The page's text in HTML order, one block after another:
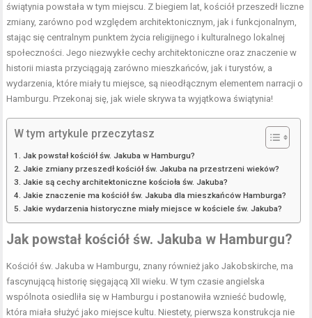
świątynia powstała w tym miejscu. Z biegiem lat, kościół przeszedł liczne
zmiany, zarówno pod względem architektonicznym, jak i funkcjonalnym,
stając się centralnym punktem życia religijnego i kulturalnego lokalnej
społeczności. Jego niezwykłe cechy architektoniczne oraz znaczenie w
historii miasta przyciągają zarówno mieszkańców, jak i turystów, a
wydarzenia, które miały tu miejsce, są nieodłącznym elementem narracji o
Hamburgu. Przekonaj się, jak wiele skrywa ta wyjątkowa świątynia!
W tym artykule przeczytasz
Jak powstał kościół św. Jakuba w Hamburgu?
Jakie zmiany przeszedł kościół św. Jakuba na przestrzeni wieków?
Jakie są cechy architektoniczne kościoła św. Jakuba?
Jakie znaczenie ma kościół św. Jakuba dla mieszkańców Hamburga?
Jakie wydarzenia historyczne miały miejsce w kościele św. Jakuba?
Jak powstał kościół św. Jakuba w Hamburgu?
Kościół św. Jakuba w Hamburgu, znany również jako Jakobskirche, ma
fascynującą historię sięgającą XII wieku. W tym czasie angielska
wspólnota osiedliła się w Hamburgu i postanowiła wznieść budowlę,
która miała służyć jako miejsce kultu. Niestety, pierwsza konstrukcja nie